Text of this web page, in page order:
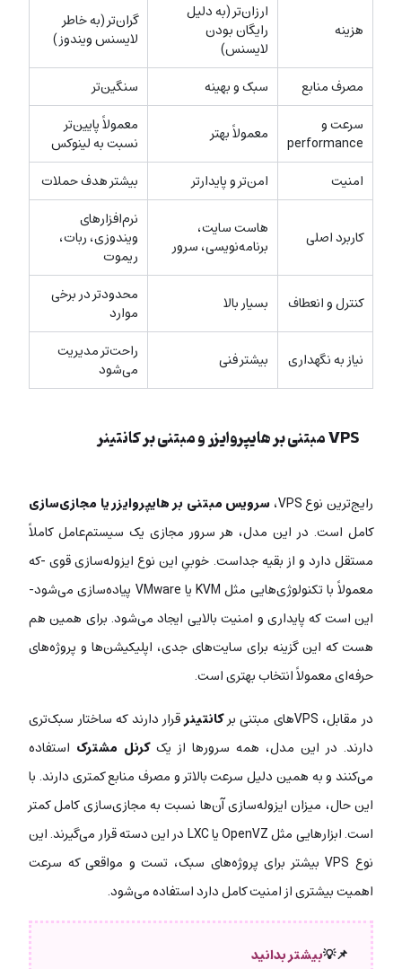
هزینه
ارزان‌تر (به دلیل
رایگان بودن
لایسنس)
گران‌تر (به خاطر
لایسنس ویندوز)
مصرف منابع
سبک و بهینه
سنگین‌تر
سرعت و
performance معمولاً بهتر معمولاً پایین‌تر
نسبت به لینوکس
امنیت
امن‌تر و پایدارتر بیشتر هدف حملات
کاربرد اصلی هاست سایت،
برنامه‌نویسی، سرور
نرم‌افزارهای
ویندوزی، ربات،
ریموت
کنترل و انعطاف
بسیار بالا محدودتر در برخی
موارد
نیاز به نگهداری
بیشتر فنی راحت‌تر مدیریت
می‌شود
VPS مبتنی بر هایپروایزر و مبتنی بر کانتینر
رایج‌ترین نوع VPS،
سرویس مبتنی بر هایپروایزر یا مجازی‌سازی
کامل است. در این مدل، هر سرور مجازی یک سیستم‌عامل کاملاً
مستقل دارد و از بقیه جداست. خوبیِ این نوع ایزوله‌سازی قوی -که
معمولاً با تکنولوژی‌هایی مثل KVM یا VMware پیاده‌سازی می‌شود-
این است که پایداری و امنیت بالایی ایجاد می‌شود. برای همین هم
هست که این گزینه برای سایت‌های جدی، اپلیکیشن‌ها و پروژه‌های
حرفه‌ای معمولاً انتخاب بهتری است.
در مقابل، VPSهای مبتنی بر
کانتینرقرار دارند که ساختار سبک‌تری
دارند. در این مدل، همه سرورها از یک کرنل مشترک استفاده
می‌کنند و به همین دلیل سرعت بالاتر و مصرف منابع کمتری دارند. با
این حال، میزان ایزوله‌سازی آن‌ها نسبت به مجازی‌سازی کامل کمتر
است. ابزارهایی مثل OpenVZ یا LXC در این دسته قرار می‌گیرند. این
نوع VPS بیشتر برای پروژه‌های سبک، تست و مواقعی که سرعت
اهمیت بیشتری از امنیت کامل دارد استفاده می‌شود.
📌💡بیشتر بدانید